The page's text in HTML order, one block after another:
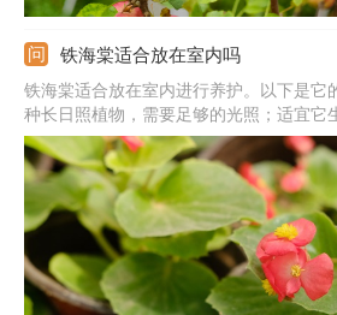
铁海棠适合放在室内吗
铁海棠适合放在室内进行养护。以下是它
种长日照植物，需要足够的光照；适宜它
右；铁海棠比较怕水涝，因此在浇水时要
则；铁海棠的茎干上有刺，并且在它的茎
定要放在安全的地方合理养护。